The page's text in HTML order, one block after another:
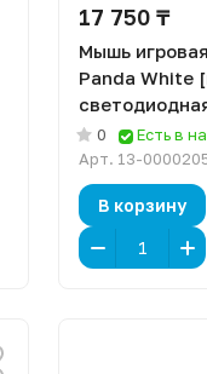
17 750 ₸
Мышь
Panda White
подсветка]
0
Есть в
Арт. 13-
В корзину